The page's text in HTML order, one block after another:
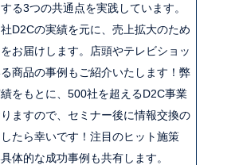
る3つの共通点を実践しています。
D2Cの実績を元に、売上拡大のため
お届けします。店頭やテレビショッ
商品の事例もご紹介いたします！弊
をもとに、500社を超えるD2C事業
ますので、セミナー後に情報交換の
たら幸いです！注目のヒット施策
体的な成功事例も共有します。